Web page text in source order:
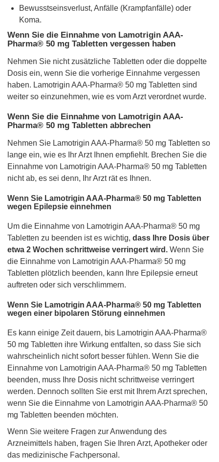
Bewusstseinsverlust, Anfälle (Krampfanfälle) oder
Koma.
Wenn Sie die Einnahme von Lamotrigin AAA-
Pharma® 50 mg Tabletten vergessen haben
Nehmen Sie nicht zusätzliche Tabletten oder die doppelte
Dosis ein, wenn Sie die vorherige Einnahme vergessen
haben. Lamotrigin AAA-Pharma® 50 mg Tabletten sind
weiter so einzunehmen, wie es vom Arzt verordnet wurde.
Wenn Sie die Einnahme von Lamotrigin AAA-
Pharma® 50 mg Tabletten abbrechen
Nehmen Sie Lamotrigin AAA-Pharma® 50 mg Tabletten so
lange ein, wie es Ihr Arzt Ihnen empfiehlt. Brechen Sie die
Einnahme von Lamotrigin AAA-Pharma® 50 mg Tabletten
nicht ab, es sei denn, Ihr Arzt rät es Ihnen.
Wenn Sie Lamotrigin AAA-Pharma® 50 mg Tabletten
wegen Epilepsie einnehmen
Um die Einnahme von Lamotrigin AAA-Pharma® 50 mg
Tabletten zu beenden ist es wichtig, dass Ihre Dosis über
etwa 2 Wochen schrittweise verringert wird. Wenn Sie
die Einnahme von Lamotrigin AAA-Pharma® 50 mg
Tabletten plötzlich beenden, kann Ihre Epilepsie erneut
auftreten oder sich verschlimmern.
Wenn Sie Lamotrigin AAA-Pharma® 50 mg Tabletten
wegen einer bipolaren Störung einnehmen
Es kann einige Zeit dauern, bis Lamotrigin AAA-Pharma®
50 mg Tabletten ihre Wirkung entfalten, so dass Sie sich
wahrscheinlich nicht sofort besser fühlen. Wenn Sie die
Einnahme von Lamotrigin AAA-Pharma® 50 mg Tabletten
beenden, muss Ihre Dosis nicht schrittweise verringert
werden. Dennoch sollten Sie erst mit Ihrem Arzt sprechen,
wenn Sie die Einnahme von Lamotrigin AAA-Pharma® 50
mg Tabletten beenden möchten.
Wenn Sie weitere Fragen zur Anwendung des
Arzneimittels haben, fragen Sie Ihren Arzt, Apotheker oder
das medizinische Fachpersonal.